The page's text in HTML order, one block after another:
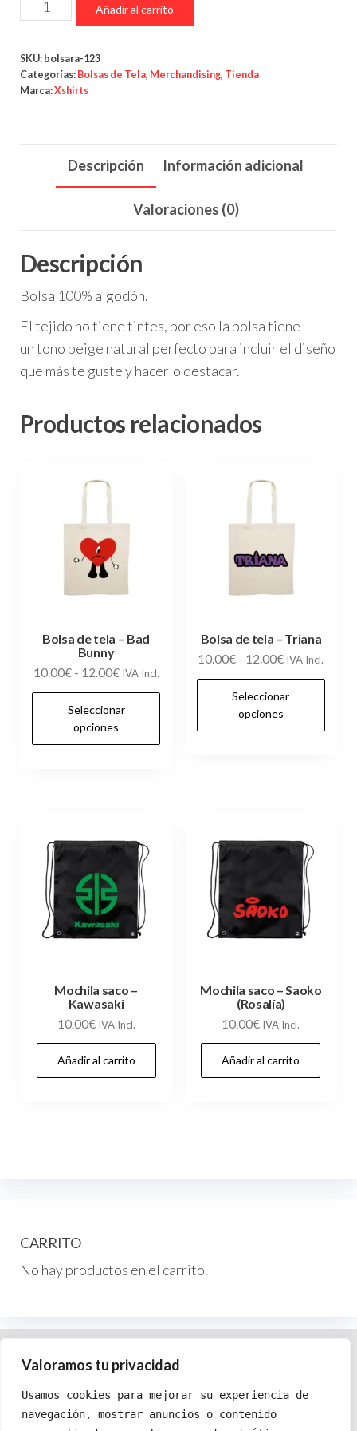
Valoramos tu privacidad
Usamos cookies para mejorar su experiencia de
navegación, mostrar anuncios o contenido
12.00€
de
-
Jägermeister
Añadir al carrito
SKU: bolsara-123
Categorías: Bolsas de Tela, Merchandising, Tienda
Marca:Xshirts
Descripción Información adicional
Valoraciones (0)
Descripción
Bolsa 100% algodón.
El tejido no tiene tintes, por eso la bolsa tiene
un tono beige natural perfecto para incluir el diseño
que más te guste y hacerlo destacar.
Productos relacionados
Bolsa de tela – Bad
Bunny
10.00€ - 12.00€Rango
de
precios:
10.00€
IVA Incl.
Seleccionar
opciones
pueden
Bolsa de tela – Triana
10.00€ - 12.00€Rango
de
precios:
10.00€
IVA Incl.
Seleccionar
opciones
Mochila saco –
Kawasaki
10.00€ IVA Incl.
Añadir al carrito
Mochila saco – Saoko
(Rosalía)
10.00€ IVA Incl.
Añadir al carrito
CARRITO
No hay productos en el carrito.
Política de cookies
Política de privacidad
Términos y condiciones